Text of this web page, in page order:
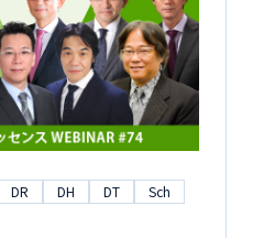
DR DH DT
Sch